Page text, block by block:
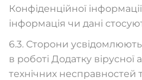
Конфіденційної
інформація чи дані
6.3. Сторони
в роботі Додатку вірусної
технічних несправностей